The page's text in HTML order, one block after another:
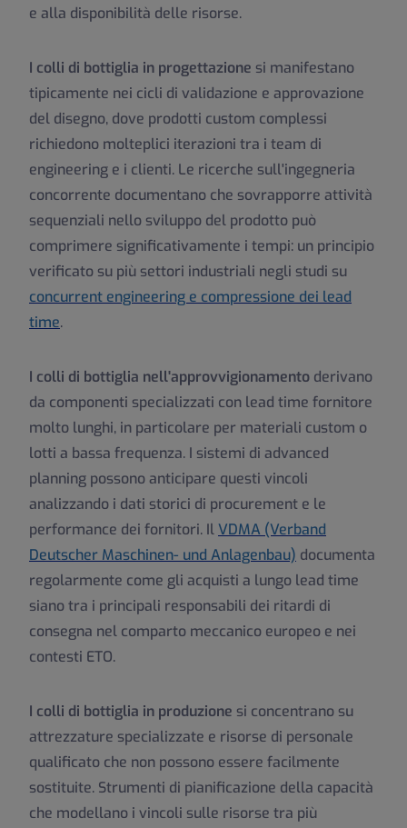
e alla disponibilità delle risorse.
I colli di bottiglia in progettazione si manifestano
tipicamente nei cicli di validazione e approvazione
del disegno, dove prodotti custom complessi
richiedono molteplici iterazioni tra i team di
engineering e i clienti. Le ricerche sull'ingegneria
concorrente documentano che sovrapporre attività
sequenziali nello sviluppo del prodotto può
comprimere significativamente i tempi: un principio
verificato su più settori industriali negli studi su
concurrent engineering e compressione dei lead
time.
I colli di bottiglia nell'approvvigionamento derivano
da componenti specializzati con lead time fornitore
molto lunghi, in particolare per materiali custom o
lotti a bassa frequenza. I sistemi di advanced
planning possono anticipare questi vincoli
analizzando i dati storici di procurement e le
performance dei fornitori. IlVDMA (Verband
Deutscher Maschinen- und Anlagenbau) documenta
regolarmente come gli acquisti a lungo lead time
siano tra i principali responsabili dei ritardi di
consegna nel comparto meccanico europeo e nei
contesti ETO.
I colli di bottiglia in produzione si concentrano su
attrezzature specializzate e risorse di personale
qualificato che non possono essere facilmente
sostituite. Strumenti di pianificazione della capacità
che modellano i vincoli sulle risorse tra più